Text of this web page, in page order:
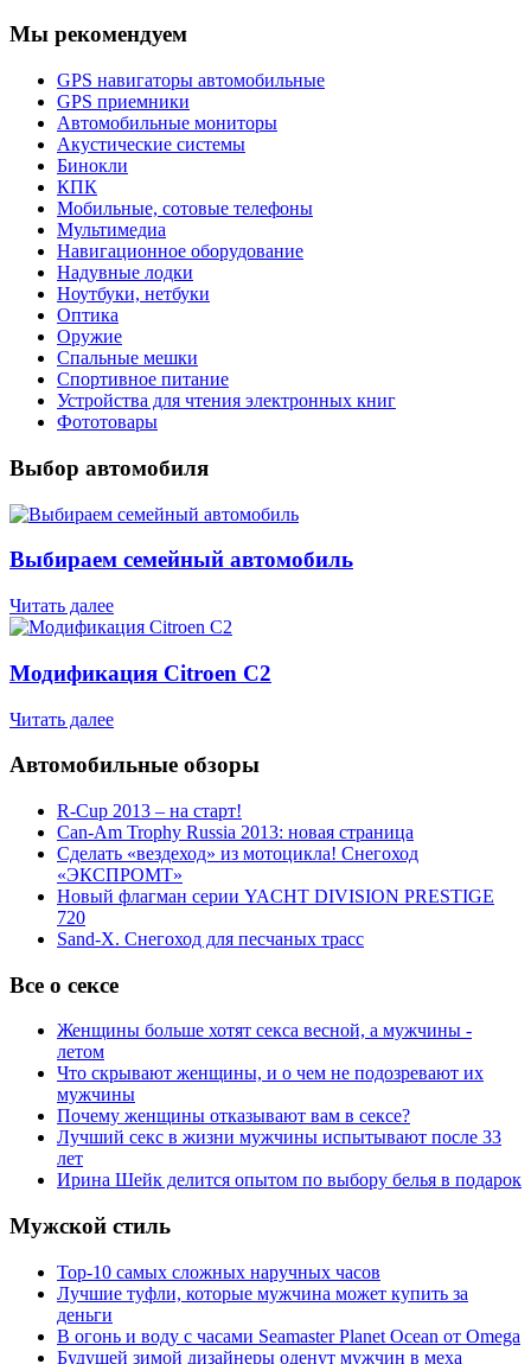
Мы рекомендуем
GPS навигаторы автомобильные
GPS приемники
Автомобильные мониторы
Акустические системы
Бинокли
КПК
Мобильные, сотовые телефоны
Мультимедиа
Навигационное оборудование
Надувные лодки
Ноутбуки, нетбуки
Оптика
Оружие
Спальные мешки
Спортивное питание
Устройства для чтения электронных книг
Фототовары
Выбор автомобиля
Выбираем семейный автомобиль
Читать далее
Модификация Citroen С2
Читать далее
Автомобильные обзоры
R-Cup 2013 – на старт!
Can-Am Trophy Russia 2013: новая страница
Сделать «вездеход» из мотоцикла! Снегоход
«ЭКСПРОМТ»
Новый флагман серии YACHT DIVISION PRESTIGE
720
Sand-X. Снегоход для песчаных трасс
Все о сексе
Женщины больше хотят секса весной, а мужчины -
летом
Что скрывают женщины, и о чем не подозревают их
мужчины
Почему женщины отказывают вам в сексе?
Лучший секс в жизни мужчины испытывают после 33
лет
Ирина Шейк делится опытом по выбору белья в подарок
Мужской стиль
Top-10 самых сложных наручных часов
Лучшие туфли, которые мужчина может купить за
деньги
В огонь и воду с часами Seamaster Planet Ocean от Omega
Будущей зимой дизайнеры оденут мужчин в меха